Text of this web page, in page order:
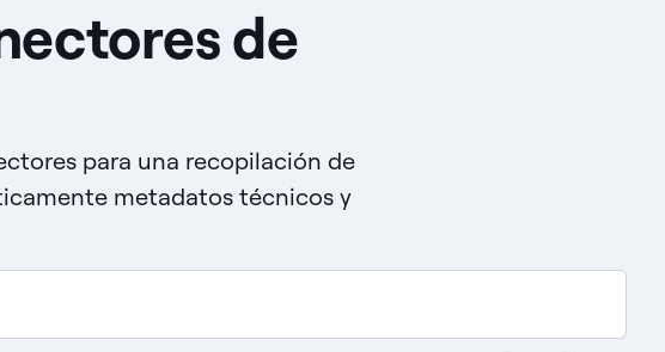
de
para una recopilación de
metadatos técnicos y